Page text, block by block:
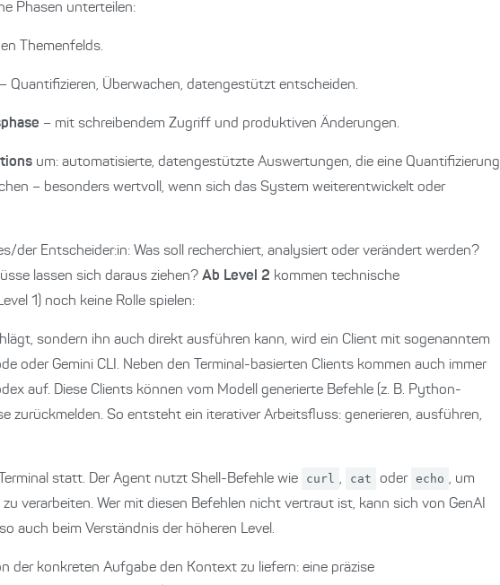
Phasen unterteilen:
Themenfelds.
– Quantifizieren, Überwachen, datengestützt entscheiden.
– mit schreibendem Zugriff und produktiven Änderungen.
um: automatisierte, datengestützte Auswertungen, die eine Quantifizierung
– besonders wertvoll, wenn sich das System weiterentwickelt oder
der Entscheider:in: Was soll recherchiert, analysiert oder verändert werden?
lassen sich daraus ziehen? Ab Level 2 kommen technische
1) noch keine Rolle spielen:
sondern ihn auch direkt ausführen kann, wird ein Client mit sogenanntem
oder Gemini CLI. Neben den Terminal-basierten Clients kommen auch immer
auf. Diese Clients können vom Modell generierte Befehle (z. B. Python-
zurückmelden. So entsteht ein iterativer Arbeitsfluss: generieren, ausführen,
statt. Der Agent nutzt Shell-Befehle wie curl , cat oder echo , um
verarbeiten. Wer mit diesen Befehlen nicht vertraut ist, kann sich von GenAI
auch beim Verständnis der höheren Level.
der konkreten Aufgabe den Kontext zu liefern: eine präzise